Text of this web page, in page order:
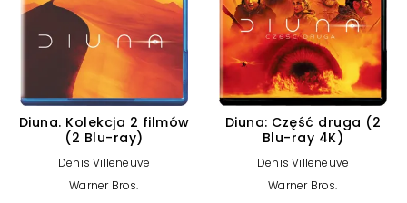
Diuna. Kolekcja 2 filmów
(2 Blu-ray)
Denis Villeneuve
Warner Bros.
Diuna: Część druga (2
Blu-ray 4K)
Denis Villeneuve
Warner Bros.